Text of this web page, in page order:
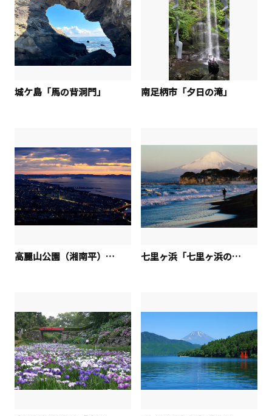
城ケ島「馬の背洞門」 南足柄市「夕日の滝」
高麗山公園（湘南平）「夜明け前（湘南平からの展望）」 七里ヶ浜「七里ヶ浜の朝」